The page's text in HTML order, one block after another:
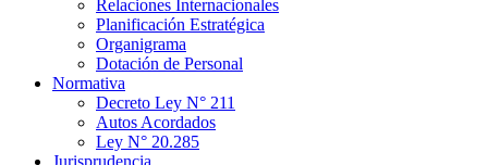
Relaciones Internacionales
Planificación Estratégica
Organigrama
Dotación de Personal
Normativa
Decreto Ley N° 211
Autos Acordados
Ley N° 20.285